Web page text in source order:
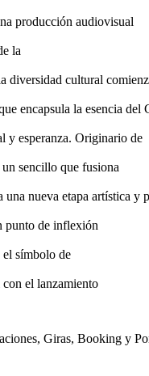
producción audiovisual
la
diversidad cultural
encapsula la esencia del
y esperanza. Originario de
sencillo que fusiona
nueva etapa artística y
punto de inflexión
el símbolo de
el lanzamiento
Giras, Booking y